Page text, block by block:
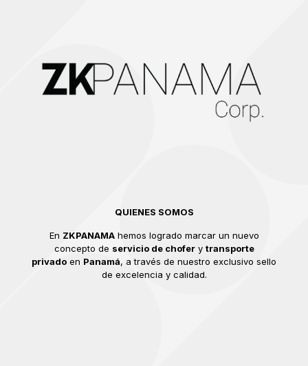
QUIENES SOMOS
En ZKPANAMAhemos logrado marcar un nuevo
concepto de servicio de chofery transporte
privado en Panamá, a través de nuestro exclusivo sello
de excelencia y calidad.